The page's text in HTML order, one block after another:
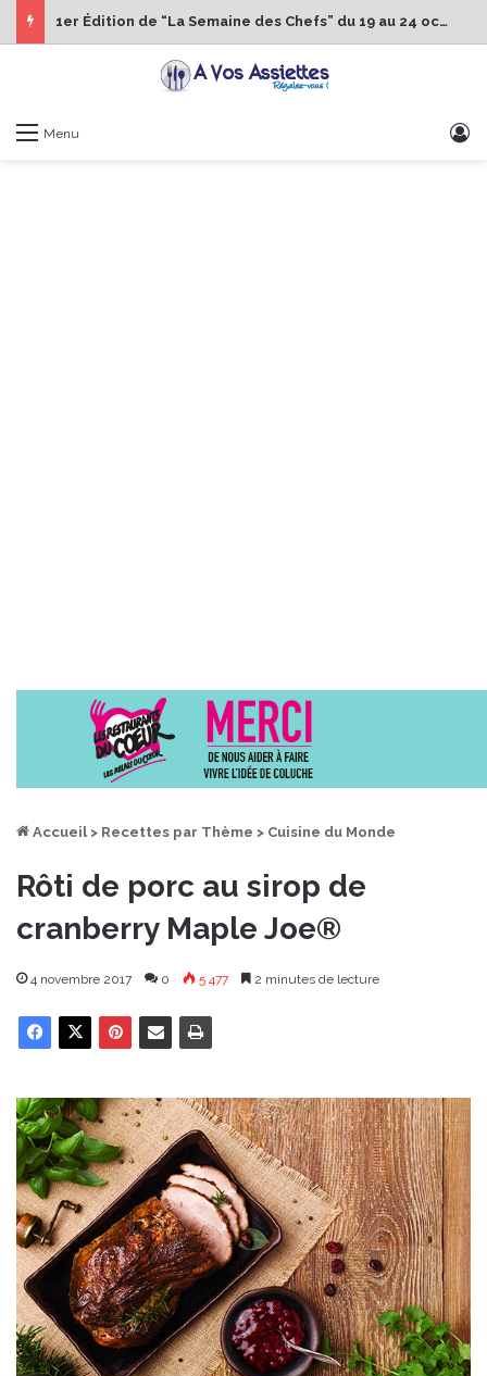
1er Édition de “La Semaine des Chefs” du 19 au 24 octobre 2026
Menu
Accueil > Recettes par Thème > Cuisine du Monde
Rôti de porc au sirop de
cranberry Maple Joe®
4 novembre 2017 0 5 477 2 minutes de lecture